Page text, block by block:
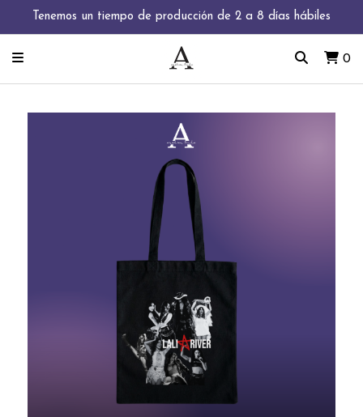
Tenemos un tiempo de producción de 2 a 8 días hábiles
0